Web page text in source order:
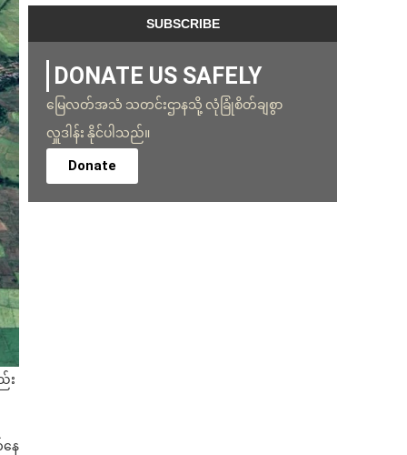
း
ေ
DONATE US SAFELY
မြေလတ်အသံ သတင်းဌာနသို့ လုံခြုံစိတ်ချစွာ
လှူဒါန်း နိုင်ပါသည်။
Donate